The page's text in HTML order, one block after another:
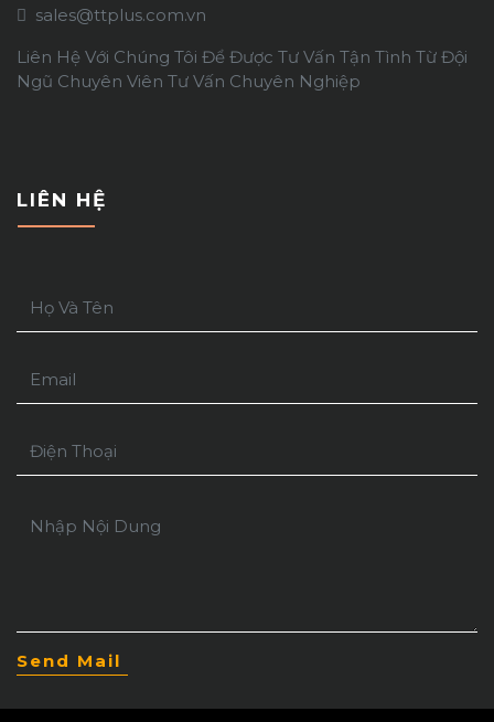
sales@ttplus.com.vn
Liên Hệ Với Chúng Tôi Để Được Tư Vấn Tận Tình Từ Đội
Ngũ Chuyên Viên Tư Vấn Chuyên Nghiệp
LIÊN HỆ